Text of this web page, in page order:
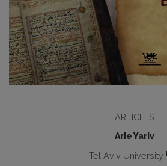
ARTICLES
Arie Yariv
Tel Aviv University